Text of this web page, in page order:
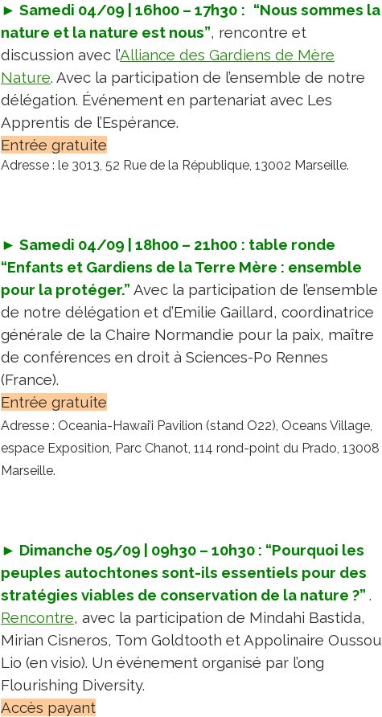
► Samedi 04/09 | 16h00 – 17h30 : “Nous sommes la
nature et la nature est nous”, rencontre et
discussion avec l’Alliance des Gardiens de Mère
Nature. Avec la participation de l’ensemble de notre
délégation. Événement en partenariat avec Les
Apprentis de l’Espérance.
Entrée gratuite
Adresse : le 3013, 52 Rue de la République, 13002 Marseille.
► Samedi 04/09 | 18h00 – 21h00 : table ronde
“Enfants et Gardiens de la Terre Mère : ensemble
pour la protéger.” Avec la participation de l’ensemble
de notre délégation et d’Emilie Gaillard, coordinatrice
générale de la Chaire Normandie pour la paix, maître
de conférences en droit à Sciences-Po Rennes
(France).
Entrée gratuite
Adresse : Oceania-Hawai’i Pavilion (stand O22), Oceans Village,
espace Exposition, Parc Chanot, 114 rond-point du Prado, 13008
Marseille.
► Dimanche 05/09 | 09h30 – 10h30 : “Pourquoi les
peuples autochtones sont-ils essentiels pour des
stratégies viables de conservation de la nature ?” .
Rencontre, avec la participation de Mindahi Bastida,
Mirian Cisneros, Tom Goldtooth et Appolinaire Oussou
Lio (en visio). Un événement organisé par l’ong
Flourishing Diversity.
Accès payant